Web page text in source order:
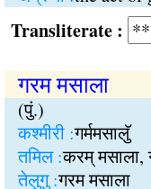
:
गरम मसाला
(पुं.)
कश्मीरी :गर्ममसालुॅ
तमिल :करम् मसाला,
तेलुगु :गरम मसाला